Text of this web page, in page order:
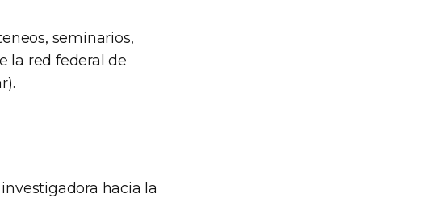
seminarios,
la red federal de
hacia la